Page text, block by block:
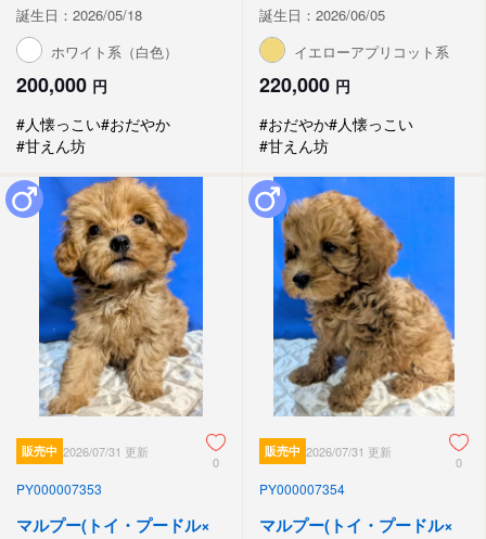
誕生日：2026/05/18
ホワイト系（白色）
200,000 円
#人懐っこい#おだやか
#甘えん坊
誕生日：2026/06/05
イエローアプリコット系
220,000 円
#おだやか#人懐っこい
#甘えん坊
販売中 2026/07/31 更新
0
PY000007353
マルプー(トイ・プードル×
販売中 2026/07/31 更新
0
PY000007354
マルプー(トイ・プードル×